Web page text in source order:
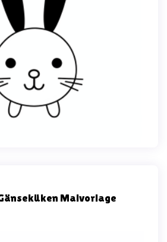
Malvorlage